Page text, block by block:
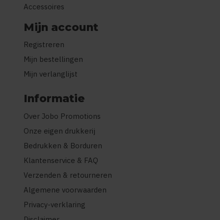
Accessoires
Mijn account
Registreren
Mijn bestellingen
Mijn verlanglijst
Informatie
Over Jobo Promotions
Onze eigen drukkerij
Bedrukken & Borduren
Klantenservice & FAQ
Verzenden & retourneren
Algemene voorwaarden
Privacy-verklaring